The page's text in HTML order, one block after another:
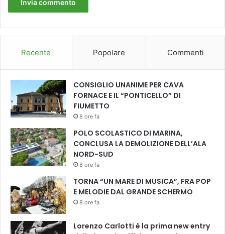
o
o
g
e
a
e
m
o
Recente Popolare Commenti
CONSIGLIO UNANIME PER CAVA
FORNACE E IL “PONTICELLO” DI
FIUMETTO
8 ore fa
POLO SCOLASTICO DI MARINA,
CONCLUSA LA DEMOLIZIONE DELL’ALA
NORD-SUD
8 ore fa
TORNA “UN MARE DI MUSICA”, FRA POP
E MELODIE DAL GRANDE SCHERMO
8 ore fa
Lorenzo Carlotti è la prima new entry